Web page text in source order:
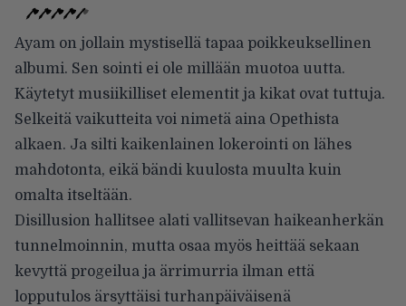
Ayam on jollain mystisellä tapaa poikkeuksellinen
albumi. Sen sointi ei ole millään muotoa uutta.
Käytetyt musiikilliset elementit ja kikat ovat tuttuja.
Selkeitä vaikutteita voi nimetä aina Opethista
alkaen. Ja silti kaikenlainen lokerointi on lähes
mahdotonta, eikä bändi kuulosta muulta kuin
omalta itseltään.
Disillusion hallitsee alati vallitsevan haikeanherkän
tunnelmoinnin, mutta osaa myös heittää sekaan
kevyttä progeilua ja ärrimurria ilman että
lopputulos ärsyttäisi turhanpäiväisenä